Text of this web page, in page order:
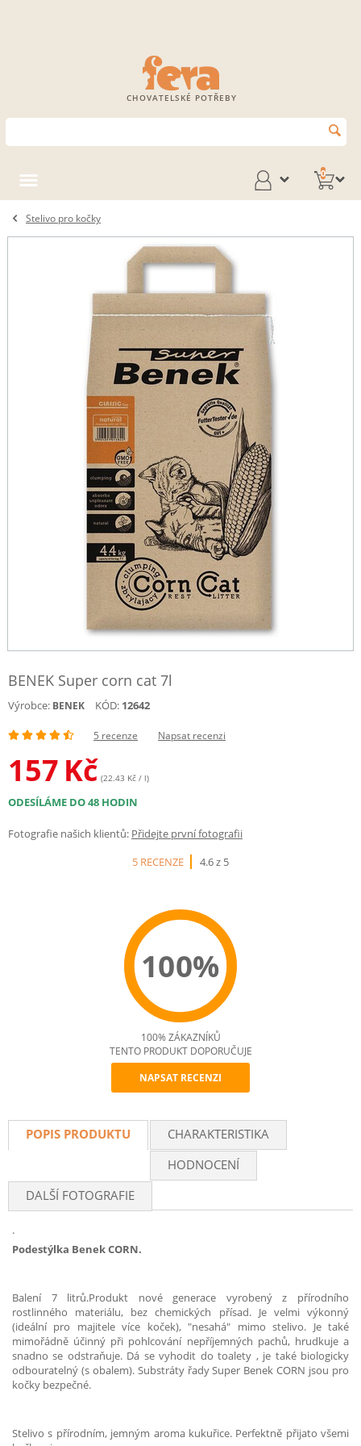
CHOVATELSKÉ POTŘEBY
0
Stelivo pro kočky
BENEK Super corn cat 7l
Výrobce: BENEK KÓD: 12642
5 recenze Napsat recenzi
157 Kč (22.43 Kč / l)
ODESÍLÁME DO 48 HODIN
Fotografie našich klientů: Přidejte první fotografii
5 RECENZE
4.6 z 5
100%
Recommend
100% ZÁKAZNÍKŮ
TENTO PRODUKT DOPORUČUJE
NAPSAT RECENZI
POPIS PRODUKTU
CHARAKTERISTIKA
HODNOCENÍ
DALŠÍ FOTOGRAFIE
.
Podestýlka Benek CORN.
Balení 7 litrů.Produkt nové generace vyrobený z přírodního
rostlinného materiálu, bez chemických přísad. Je velmi výkonný
(ideální pro majitele více koček), "nesahá" mimo stelivo. Je také
mimořádně účinný při pohlcování nepříjemných pachů, hrudkuje a
snadno se odstraňuje. Dá se vyhodit do toalety , je také biologicky
odbouratelný (s obalem). Substráty řady Super Benek CORN jsou pro
kočky bezpečné.
Stelivo s přírodním, jemným aroma kukuřice. Perfektně přijato všemi